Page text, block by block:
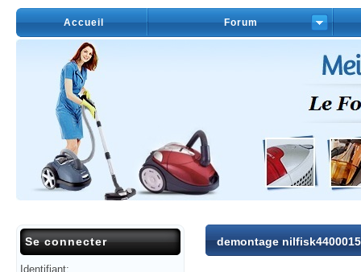
Accueil Forum
demontage
Se connecter
Identifiant: